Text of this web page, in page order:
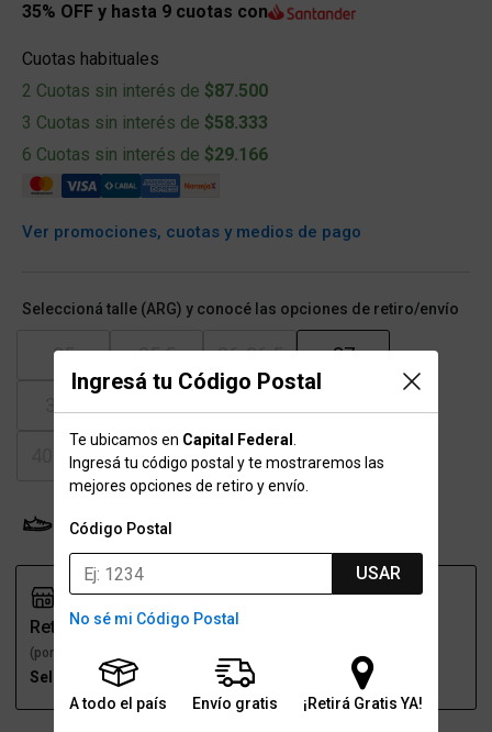
Ingresá tu Código Postal
Te ubicamos en Capital Federal
Ingresá tu código postal y te mostraremos las
mejores opciones de retiro y envío.
Código Postal
USAR
No sé mi Código Postal
A todo el país Envío gratis ¡Retirá Gratis YA!
35% OFF y hasta 9 cuotas con
Cuotas habituales
2 Cuotas sin interés de $87.500
3 Cuotas sin interés de $58.333
6 Cuotas sin interés de $29.166
Ver promociones, cuotas y medios de pago
Seleccioná talle (ARG) y conocé las opciones de retiro/envío
35 35.5 36-36.5 37
40-40.5 41 42-42.5 43
Probador Virtual
Retiro
(por una sucursal)
Seleccioná talle Seleccioná talle